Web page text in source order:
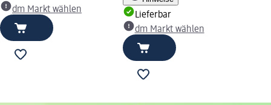
dm Markt wählen
Lieferbar
dm Markt wählen